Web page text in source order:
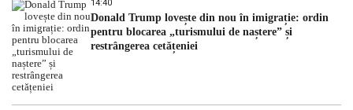
14:40
Donald Trump lovește din nou în imigrație: ordin
pentru blocarea „turismului de naștere” și
restrângerea cetățeniei